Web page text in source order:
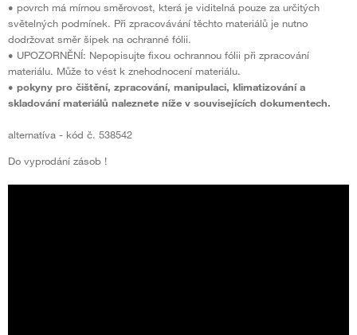
• povrch má mírnou směrovost, která je viditelná pouze za určitých
světelných podmínek. Při zpracovávání těchto materiálů je nutno
dodržovat směr šipek na ochranné fólii.
• UPOZORNĚNÍ: Nepopisujte fixou ochrannou fólii při zpracování
materiálu. Může to vést k znehodnocení materiálu.
• pokyny pro čištění, zpracování, manipulaci, klimatizování a
skladování materiálů naleznete níže v souvisejících dokumentech.
alternatíva - kód č. 538542
Do vyprodání zásob !